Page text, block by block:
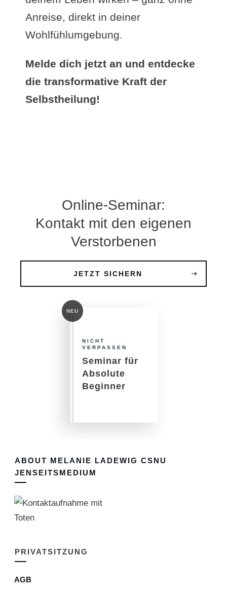
Anreise, direkt in deiner
Wohlfühlumgebung.
Melde dich jetzt an und entdecke
die transformative Kraft der
Selbstheilung!
Online-Seminar:
Kontakt mit den eigenen
Verstorbenen
JETZT SICHERN
NEU
NICHT
VERPASSEN
Seminar für
Absolute
Beginner
ABOUT MELANIE LADEWIG CSNU
JENSEITSMEDIUM
PRIVATSITZUNG
AGB